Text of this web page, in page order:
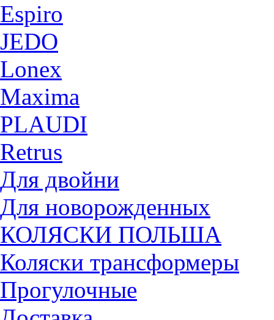
Espiro
JEDO
Lonex
Maxima
PLAUDI
Retrus
Для двойни
Для новорожденных
КОЛЯСКИ ПОЛЬША
Коляски трансформеры
Прогулочные